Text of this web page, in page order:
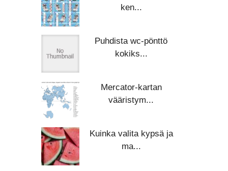
ken...
Puhdista wc-pönttö
kokiks...
Mercator-kartan
vääristym...
Kuinka valita kypsä ja
ma...